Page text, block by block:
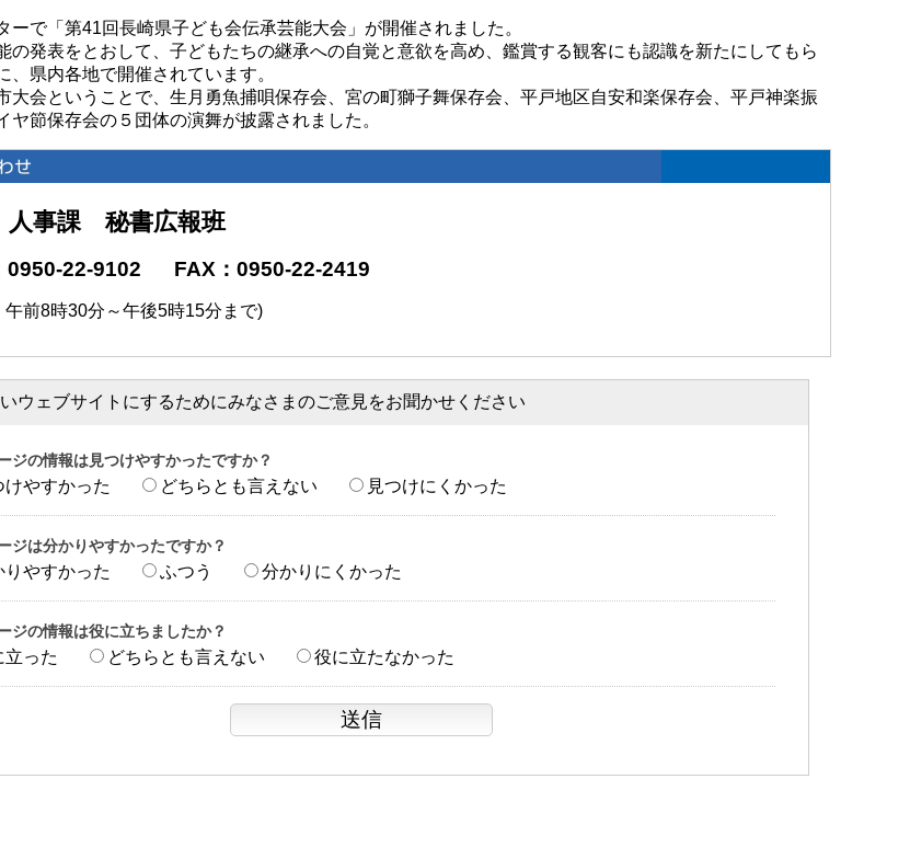
ーで「第41回長崎県子ども会伝承芸能大会」が開催されました。
の発表をとおして、子どもたちの継承への自覚と意欲を高め、鑑賞する観客にも認識を新たにしてもら
、県内各地で開催されています。
大会ということで、生月勇魚捕唄保存会、宮の町獅子舞保存会、平戸地区自安和楽保存会、平戸神楽振
ヤ節保存会の５団体の演舞が披露されました。
事課 秘書広報班
0950-22-9102 FAX：0950-22-2419
午前8時30分～午後5時15分まで)
ウェブサイトにするためにみなさまのご意見をお聞かせください
ジの情報は見つけやすかったですか？
けやすかった どちらとも言えない 見つけにくかった
ジは分かりやすかったですか？
りやすかった ふつう 分かりにくかった
ジの情報は役に立ちましたか？
立った どちらとも言えない 役に立たなかった